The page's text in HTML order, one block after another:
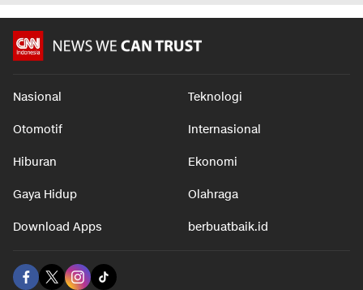
Nasional Teknologi
Otomotif Internasional
Hiburan Ekonomi
Gaya Hidup Olahraga
Download Apps berbuatbaik.id